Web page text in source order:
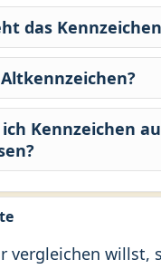
das Kennzeichen
Kennzeichen
vergleichen willst,